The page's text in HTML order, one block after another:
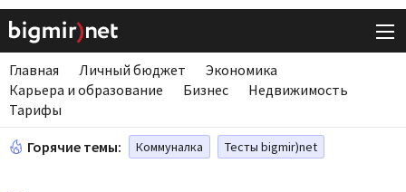
Главная Личный бюджет
Экономика
Карьера и образование
Бизнес
Недвижимость
Тарифы
Горячие темы: Коммуналка Тесты bigmir)net